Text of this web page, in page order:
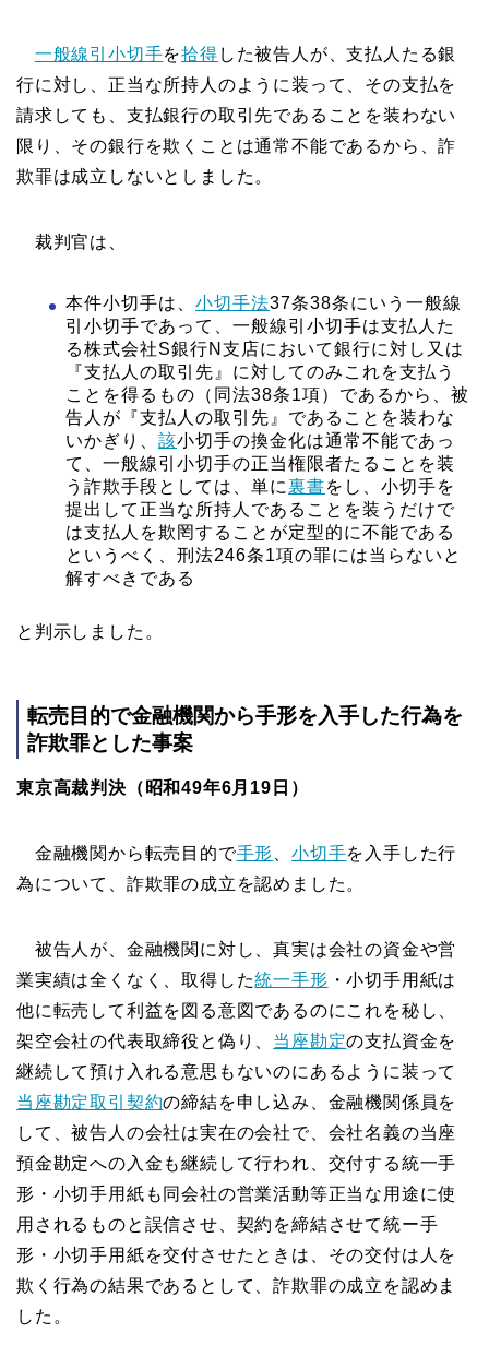
一般線引小切手を拾得 した被告人が、支払人たる銀
行に対し、正当な所持人のように装って、その支払を
請求しても、支払銀行の取引先であることを装わない
限り、その銀行を欺くことは通常不能であるから、詐
欺罪は成立しないとしました。
裁判官は、
本件小切手は、 小切手法37条38条にいう一般線
引小切手であって、一般線引小切手は支払人た
る株式会社S銀行N支店において銀行に対し又は
『支払人の取引先』に対してのみこれを支払う
ことを得るもの（同法38条1項）であるから、被
告人が『支払人の取引先』であることを装わな
いかぎり、 該小切手の換金化は通常不能であっ
て、一般線引小切手の正当権限者たることを装
う詐欺手段としては、単に裏書をし、小切手を
提出して正当な所持人であることを装うだけで
は支払人を欺罔することが定型的に不能である
というべく、刑法246条1項の罪には当らないと
解すべきである
と判示しました。
転売目的で金融機関から手形を入手した行為を
詐欺罪とした事案
東京高裁判決（昭和49年6月19日）
金融機関から転売目的で手形 、小切手を入手した行
為について、詐欺罪の成立を認めました。
被告人が、金融機関に対し、真実は会社の資金や営
業実績は全くなく、取得した統一手形 ・小切手用紙は
他に転売して利益を図る意図であるのにこれを秘し、
架空会社の代表取締役と偽り、 当座勘定の支払資金を
継続して預け入れる意思もないのにあるように装って
当座勘定取引契約の締結を申し込み、金融機関係員を
して、被告人の会社は実在の会社で、会社名義の当座
預金勘定への入金も継続して行われ、交付する統一手
形・小切手用紙も同会社の営業活動等正当な用途に使
用されるものと誤信させ、契約を締結させて統ー手
形・小切手用紙を交付させたときは、その交付は人を
欺く行為の結果であるとして、詐欺罪の成立を認めま
した。